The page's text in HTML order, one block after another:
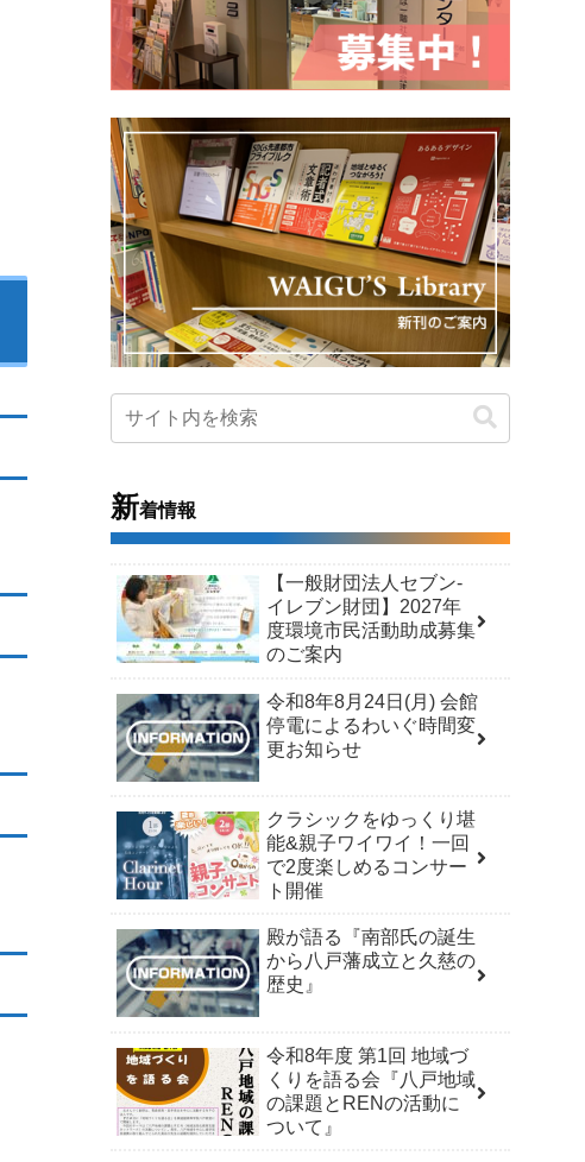
新着情報
【一般財団法人セブン-
イレブン財団】2027年
度環境市民活動助成募集
のご案内
令和8年8月24日(月) 会館
停電によるわいぐ時間変
更お知らせ
クラシックをゆっくり堪
能&親子ワイワイ！一回
で2度楽しめるコンサー
ト開催
殿が語る『南部氏の誕生
から八戸藩成立と久慈の
歴史』
令和8年度 第1回 地域づ
くりを語る会『八戸地域
の課題とRENの活動に
ついて』